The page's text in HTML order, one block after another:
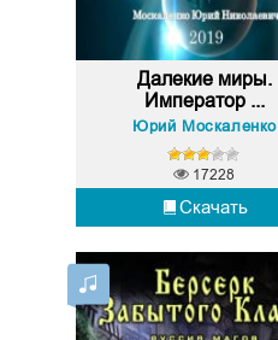
Далекие миры.
Император ...
Юрий Москаленко
Скачать
17228